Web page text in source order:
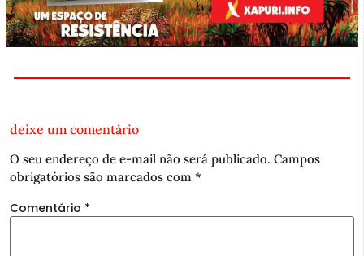
deixe um comentário
O seu endereço de e-mail não será publicado. Campos
obrigatórios são marcados com *
Comentário *